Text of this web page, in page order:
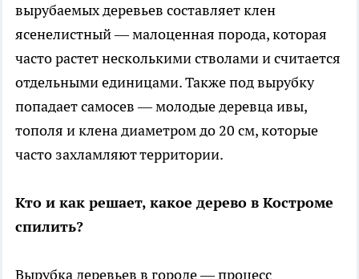
вырубаемых деревьев составляет клен
ясенелистный — малоценная порода, которая
часто растет несколькими стволами и считается
отдельными единицами. Также под вырубку
попадает самосев — молодые деревца ивы,
тополя и клена диаметром до 20 см, которые
часто захламляют территории.
Кто и как решает, какое дерево в Костроме
спилить?
Вырубка деревьев в городе — процесс